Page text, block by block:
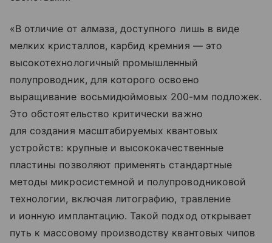
«В отличие от алмаза, доступного лишь в виде
мелких кристаллов, карбид кремния — это
высокотехнологичный промышленный
полупроводник, для которого освоено
выращивание восьмидюймовых 200-мм подложек.
Это обстоятельство критически важно
для создания масштабируемых квантовых
устройств: крупные и высококачественные
пластины позволяют применять стандартные
методы микросистемной и полупроводниковой
технологии, включая литографию, травление
и ионную имплантацию. Такой подход открывает
путь к массовому производству квантовых чипов